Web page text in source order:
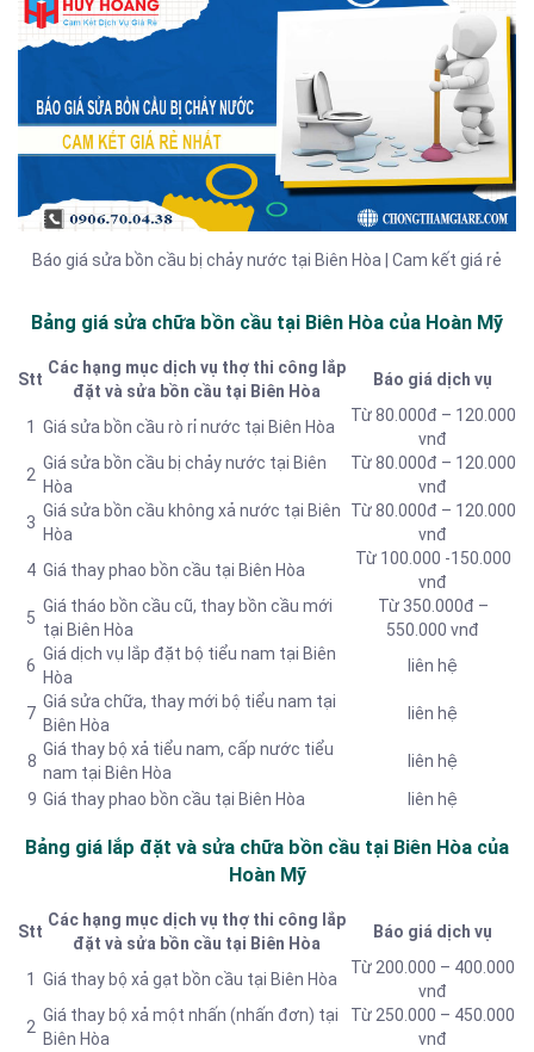
Báo giá sửa bồn cầu bị chảy nước tại Biên Hòa | Cam kết giá rẻ
Bảng giá sửa chữa bồn cầu tại Biên Hòa của Hoàn Mỹ
Stt
Các hạng mục dịch vụ thợ thi công lắp
đặt và sửa bồn cầu tại Biên Hòa
Báo giá dịch vụ
1 Giá sửa bồn cầu rò rỉ nước tại Biên Hòa
Từ 80.000đ – 120.000
vnđ
2
Giá sửa bồn cầu bị chảy nước tại Biên
Hòa
Từ 80.000đ – 120.000
vnđ
3
Giá sửa bồn cầu không xả nước tại Biên
Hòa
Từ 80.000đ – 120.000
vnđ
4 Giá thay phao bồn cầu tại Biên Hòa
Từ 100.000 -150.000
vnđ
5
Giá tháo bồn cầu cũ, thay bồn cầu mới
tại Biên Hòa
Từ 350.000đ –
550.000 vnđ
6
Giá dịch vụ lắp đặt bộ tiểu nam tại Biên
Hòa
liên hệ
7
Giá sửa chữa, thay mới bộ tiểu nam tại
Biên Hòa
liên hệ
8
Giá thay bộ xả tiểu nam, cấp nước tiểu
nam tại Biên Hòa
liên hệ
9 Giá thay phao bồn cầu tại Biên Hòa liên hệ
Bảng giá lắp đặt và sửa chữa bồn cầu tại Biên Hòa của
Hoàn Mỹ
Stt
Các hạng mục dịch vụ thợ thi công lắp
đặt và sửa bồn cầu tại Biên Hòa
Báo giá dịch vụ
1 Giá thay bộ xả gạt bồn cầu tại Biên Hòa
Từ 200.000 – 400.000
vnđ
2
Giá thay bộ xả một nhấn (nhấn đơn) tại
Biên Hòa
Từ 250.000 – 450.000
vnđ